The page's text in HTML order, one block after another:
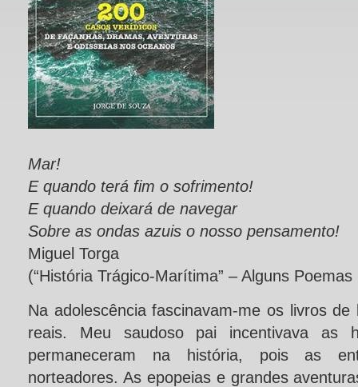
Mar!
E quando terá fim o sofrimento!
E quando deixará de navegar
Sobre as ondas azuis o nosso pensamento!
Miguel Torga
(“História Trágico-Marítima” – Alguns
Na adolescência fascinavam-me os livros
reais. Meu saudoso pai incentivava as
permaneceram na história, pois as
norteadores. As epopeias e grandes